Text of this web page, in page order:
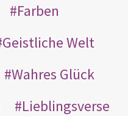
Farben
Geistliche Welt
Wahres Glück
Lieblingsverse